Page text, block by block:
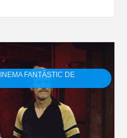
FANTÀSTIC DE